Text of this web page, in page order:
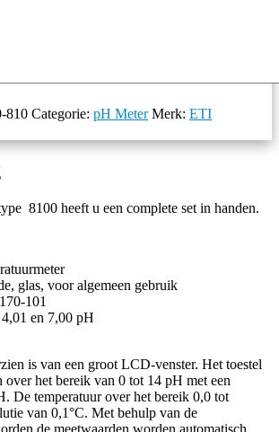
810 Categorie: pH Meter Merk: ETI
8100 heeft u een complete set in handen.
glas, voor algemeen gebruik
101
en 7,00 pH
is van een groot LCD-venster. Het toestel
over het bereik van 0 tot 14 pH met een
De temperatuur over het bereik 0,0 tot
van 0,1°C. Met behulp van de